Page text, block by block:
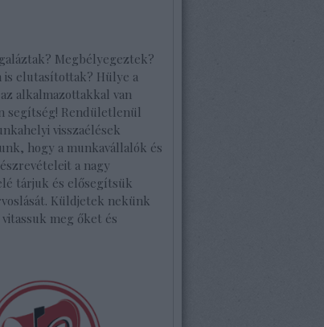
Megbélyegeztek?
is elutasítottak? Hülye a
alkalmazottakkal van
segítség! Rendületlenül
visszaélések
hogy a munkavállalók és
a nagy
tárjuk és elősegítsük
Küldjetek nekünk
meg őket és